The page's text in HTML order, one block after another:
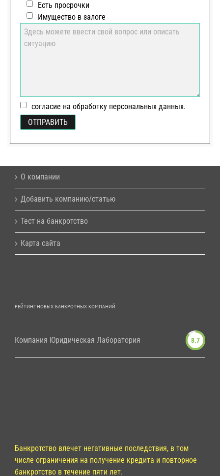
Есть просрочки
Имущество в залоге
согласие на обработку персональных данных.
О компании
Добавить компанию/статью
Тест на банкротство
Карта сайта
РЕЙТИНГ НОВЫХ БАНКРОТНЫХ КОМПАНИЙ
Компания Юридическая Лаборатория 8.7
Банкротство влечет негативные последствия, в том
числе ограничения на получение кредита и повторное
банкротство в течение пяти лет.